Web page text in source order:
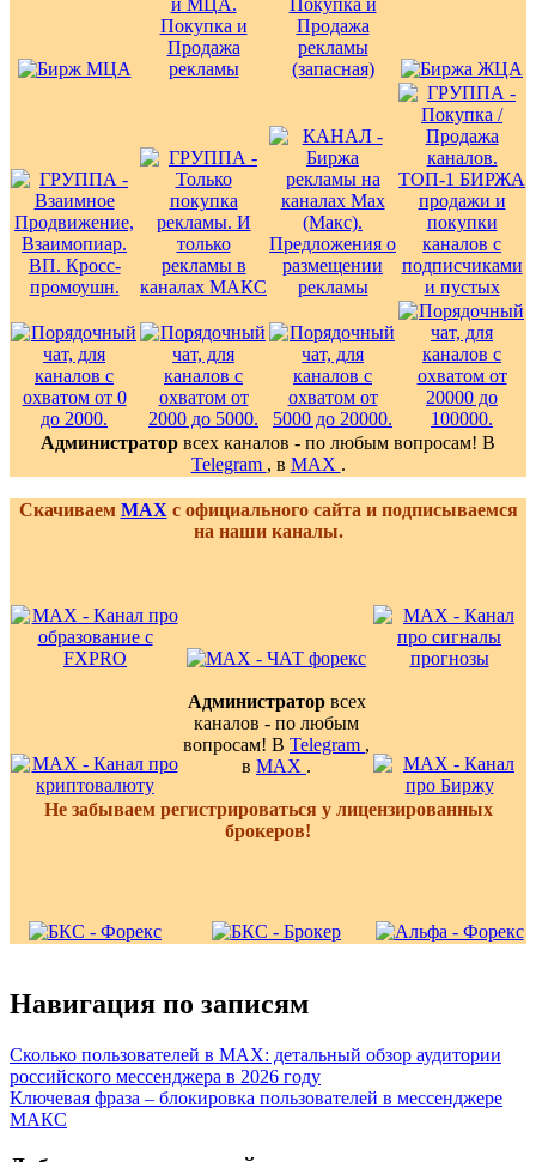
Администратор всех каналов - по любым вопросам! В
Telegram , в MAX .
Скачиваем MAX с официального сайта и подписываемся
на наши каналы.
Администраторвсех
каналов - по любым
вопросам! В Telegram ,
в MAX .
Не забываем регистрироваться у лицензированных
брокеров!
Навигация по записям
Сколько пользователей в MAX: детальный обзор аудитории
российского мессенджера в 2026 году
Ключевая фраза – блокировка пользователей в мессенджере
МАКС